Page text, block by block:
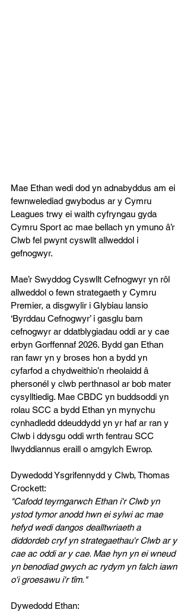
Mae Ethan wedi dod yn adnabyddus am ei
fewnwelediad gwybodus ar y Cymru
Leagues trwy ei waith cyfryngau gyda
Cymru Sport ac mae bellach yn ymuno â’r
Clwb fel pwynt cyswllt allweddol i
gefnogwyr.
Mae’r Swyddog Cyswllt Cefnogwyr yn rôl
allweddol o fewn strategaeth y Cymru
Premier, a disgwylir i Glybiau lansio
‘Byrddau Cefnogwyr’ i gasglu barn
cefnogwyr ar ddatblygiadau oddi ar y cae
erbyn Gorffennaf 2026. Bydd gan Ethan
ran fawr yn y broses hon a bydd yn
cyfarfod a chydweithio’n rheolaidd â
phersonél y clwb perthnasol ar bob mater
cysylltiedig. Mae CBDC yn buddsoddi yn
rolau SCC a bydd Ethan yn mynychu
cynhadledd ddeuddydd yn yr haf ar ran y
Clwb i ddysgu oddi wrth fentrau SCC
llwyddiannus eraill o amgylch Ewrop.
Dywedodd Ysgrifennydd y Clwb, Thomas
Crockett:
"Cafodd teyrngarwch Ethan i'r Clwb yn
ystod tymor anodd hwn ei sylwi ac mae
hefyd wedi dangos dealltwriaeth a
diddordeb cryf yn strategaethau'r Clwb ar y
cae ac oddi ar y cae. Mae hyn yn ei wneud
yn benodiad gwych ac rydym yn falch iawn
o'i groesawu i'r tîm."
Dywedodd Ethan: